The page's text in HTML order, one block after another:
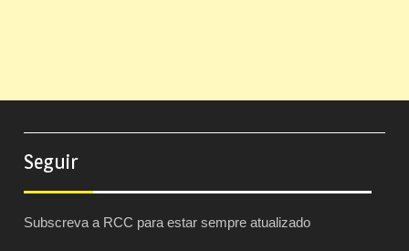
Seguir
Subscreva a RCC para estar sempre atualizado